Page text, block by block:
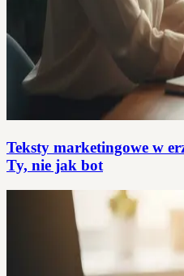
Teksty marketingowe w
Ty, nie jak bot